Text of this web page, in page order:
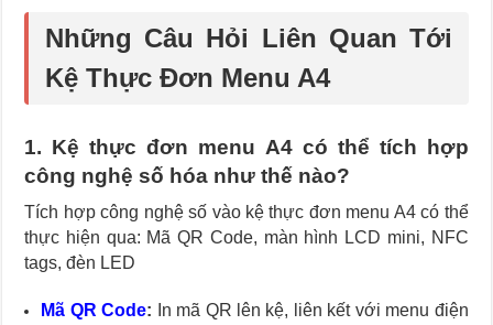
Những Câu Hỏi Liên Quan Tới
Kệ Thực Đơn Menu A4
1. Kệ thực đơn menu A4 có thể tích hợp
công nghệ số hóa như thế nào?
Tích hợp công nghệ số vào kệ thực đơn menu A4 có thể
thực hiện qua: Mã QR Code, màn hình LCD mini, NFC
tags, đèn LED
Mã QR Code: In mã QR lên kệ, liên kết với menu điện